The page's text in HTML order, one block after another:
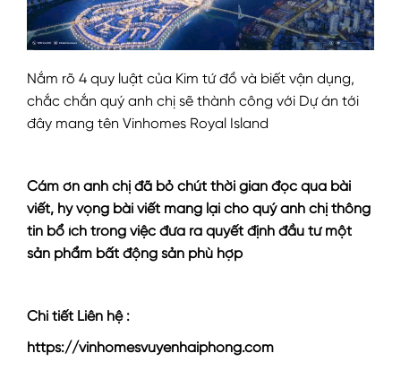
Nắm rõ 4 quy luật của Kim tứ đồ và biết vận dụng,
chắc chắn quý anh chị sẽ thành công với Dự án tới
đây mang tên Vinhomes Royal Island
Cám ơn anh chị đã bỏ chút thời gian đọc qua bài
viết, hy vọng bài viết mang lại cho quý anh chị thông
tin bổ ích trong việc đưa ra quyết định đầu tư một
sản phẩm bất động sản phù hợp
Chi tiết Liên hệ :
https://vinhomesvuyenhaiphong.com